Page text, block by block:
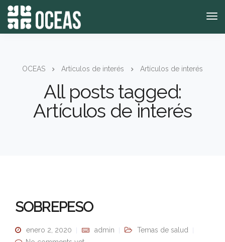
OCEAS Artículos de interés Artículos de interés
All posts tagged:
Artículos de interés
SOBREPESO
enero 2, 2020 admin
Temas de salud